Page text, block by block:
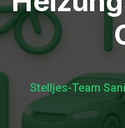
Stelljes-Team